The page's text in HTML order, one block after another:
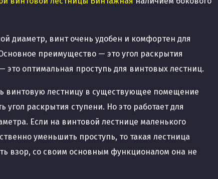
диаметр, винт очень удобен и комфортен для
преимущество — это угол раскрытия
это оптимальная проступь для винтовых лестниц.
винтовую лестницу в существующее помещение
угол раскрытия ступени. Но это работает для
Если на винтовой лестнице маленького
уменьшить проступь, то такая лестница
взор, со своим основным функционалом она не